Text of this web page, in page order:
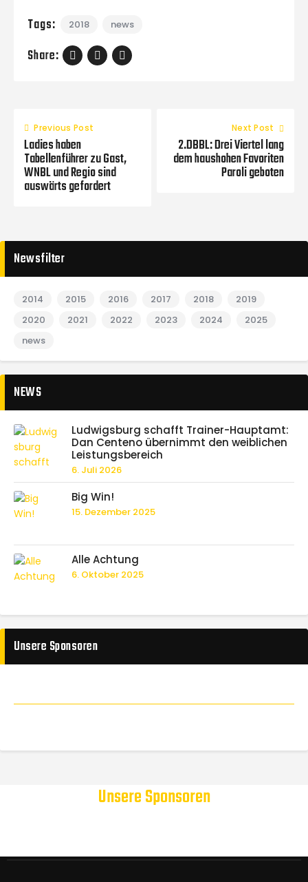
Tags: 2018 news
Share:
Previous Post
Ladies haben
Tabellenführer zu Gast,
WNBL und Regio sind
auswärts gefordert
Next Post
2.DBBL: Drei Viertel lang
dem haushohen Favoriten
Paroli geboten
Newsfilter
2014 2015 2016 2017 2018
2019
2020
2021 2022 2023 2024
2025
news
NEWS
Ludwigsburg schafft Trainer-Hauptamt:
Dan Centeno übernimmt den weiblichen
Leistungsbereich
6. Juli 2026
Big Win!
15. Dezember 2025
Alle Achtung
6. Oktober 2025
Unsere Sponsoren
Unsere Sponsoren